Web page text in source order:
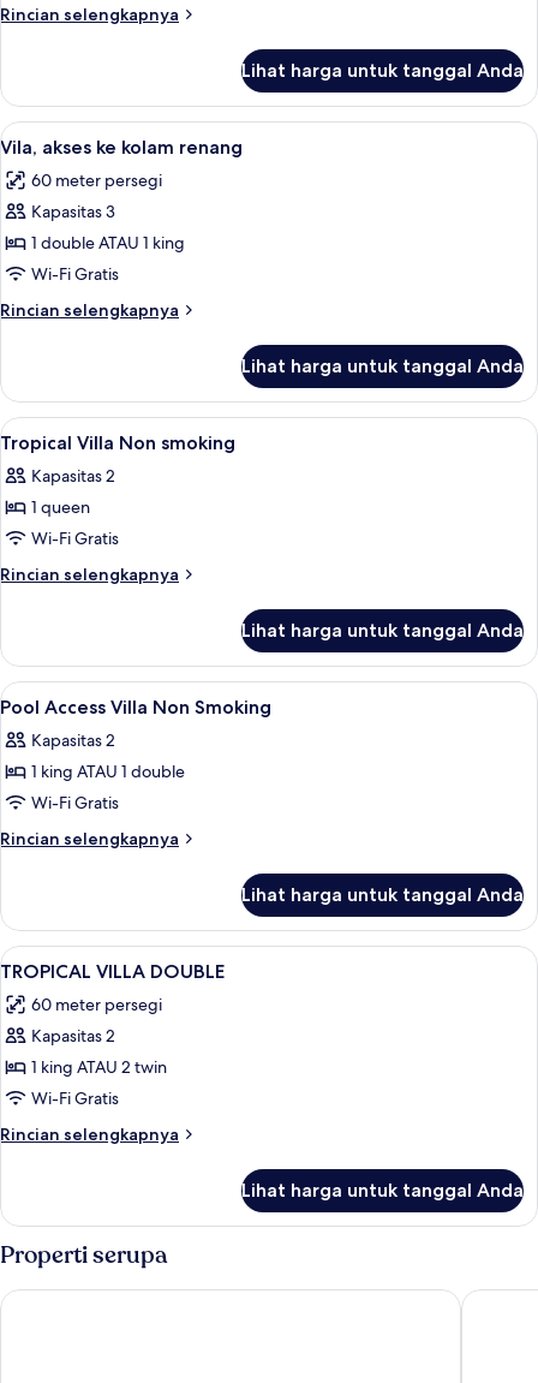
Rincian selengkapnya
Rincian
Vila
(Tropical)
Lihat harga untuk tanggal Anda
Lihat
semua
foto
untuk
Vila,
akses
ke
kolam
Vila, akses ke kolam renang |
6
Vila, akses ke kolam renang
60 meter persegi
Kapasitas 3
1 double ATAU 1 king
Wi-Fi Gratis
Rincian selengkapnya
Rincian
Vila,
akses
ke
kolam
renang
Lihat harga untuk tanggal Anda
Lihat
semua
foto
untuk
Tropical
Villa
Minibar, brankas, meja kerja, dan
9
Tropical Villa Non smoking
Kapasitas 2
1 queen
Wi-Fi Gratis
Rincian selengkapnya
Rincian
Tropical
Villa
Non
Lihat harga untuk tanggal Anda
Lihat
semua
foto
untuk
Pool
Access
Smoking
Minibar, brankas, meja kerja, dan
7
Pool Access Villa Non Smoking
Kapasitas 2
1 king ATAU 1 double
Wi-Fi Gratis
Rincian selengkapnya
Rincian
Pool
Access
Villa
Smoking
Lihat harga untuk tanggal Anda
Lihat
semua
foto
untuk
TROPICAL
VILLA
DOUBLE
Minibar, brankas, meja kerja, dan
7
TROPICAL VILLA DOUBLE
60 meter persegi
Kapasitas 2
1 king ATAU 2 twin
Wi-Fi Gratis
Rincian selengkapnya
Rincian
TROPICAL
DOUBLE
Lihat harga untuk tanggal Anda
Properti serupa
Mandarava Resort and Spa Karon Beach Grand